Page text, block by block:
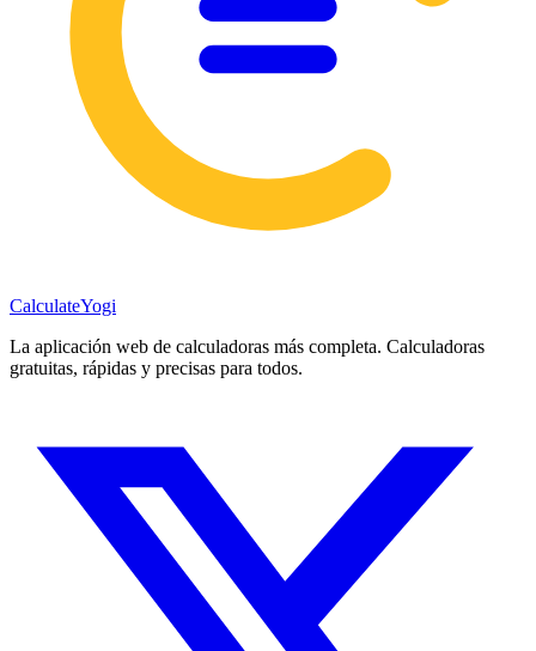
CalculateYogi
La aplicación web de calculadoras más completa. Calculadoras
gratuitas, rápidas y precisas para todos.